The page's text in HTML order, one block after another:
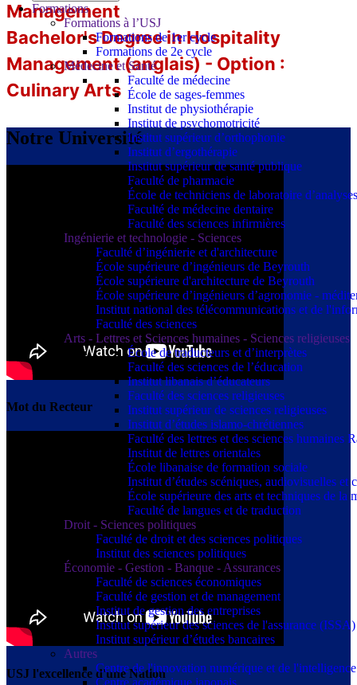
Formations
Formations à l’USJ
Formations de 1er cycle
Formations de 2e cycle
Médecine et Santé
Faculté de médecine
École de sages-femmes
Institut de physiothérapie
Institut de psychomotricité
Institut supérieur d’orthophonie
Institut d’ergothérapie
Institut supérieur de santé publique
Faculté de pharmacie
École de techniciens de laboratoire
Faculté de médecine dentaire
Faculté des sciences infirmières
Ingénierie et technologie - Sciences
Faculté d’ingénierie et d'architecture
École supérieure d’ingénieurs de Beyrouth
École supérieure d'architecture de Beyrouth
École supérieure d’ingénieurs d’agronomie -
Institut national des télécommunications et de
Faculté des sciences
Arts - Lettres et Sciences humaines - Sciences religieuses
École de traducteurs et d’interprètes
Faculté des sciences de l’éducation
Institut libanais d’éducateurs
Faculté des sciences religieuses
Institut supérieur de sciences religieuses
Institut d’études islamo-chrétiennes
Faculté des lettres et des sciences humaines
Institut de lettres orientales
École libanaise de formation sociale
Institut d’études scéniques, audiovisuelles et
École supérieure des arts et techniques de la
Faculté de langues et de traduction
Droit - Sciences politiques
Faculté de droit et des sciences politiques
Institut des sciences politiques
Économie - Gestion - Banque - Assurances
Faculté de sciences économiques
Faculté de gestion et de management
Institut de gestion des entreprises
Institut supérieur des sciences de l'assurance (ISSA)
Institut supérieur d’études bancaires
Autres
Centre de l'innovation numérique et de
Centre académique japonais
Management
Bachelor's Degree in Hospitality
Management (anglais) - Option :
Culinary Arts
Notre Université
Mot du Recteur
USJ l'excellence d'une Nation